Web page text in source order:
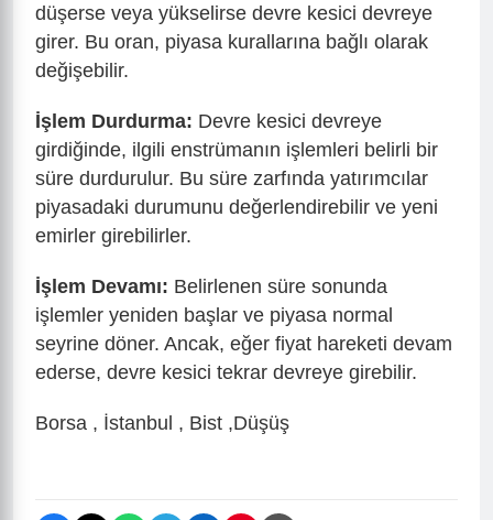
düşerse veya yükselirse devre kesici devreye
girer. Bu oran, piyasa kurallarına bağlı olarak
değişebilir.
İşlem Durdurma: Devre kesici devreye
girdiğinde, ilgili enstrümanın işlemleri belirli bir
süre durdurulur. Bu süre zarfında yatırımcılar
piyasadaki durumunu değerlendirebilir ve yeni
emirler girebilirler.
İşlem Devamı: Belirlenen süre sonunda
işlemler yeniden başlar ve piyasa normal
seyrine döner. Ancak, eğer fiyat hareketi devam
ederse, devre kesici tekrar devreye girebilir.
Borsa , İstanbul , Bist ,Düşüş